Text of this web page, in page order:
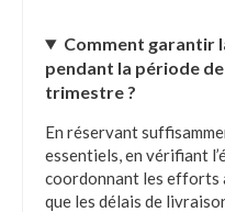
Comment garantir
pendant la période
trimestre ?
En réservant
essentiels, en vérifiant
coordonnant les efforts
que les délais de